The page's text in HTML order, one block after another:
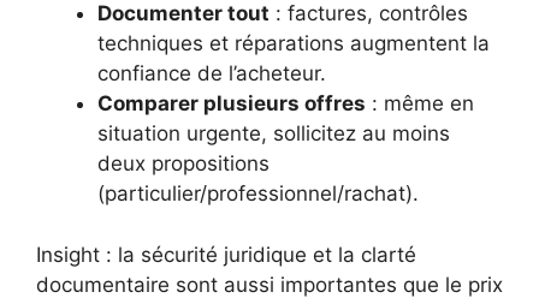
Documenter tout : factures, contrôles
techniques et réparations augmentent la
confiance de l’acheteur.
Comparer plusieurs offres : même en
situation urgente, sollicitez au moins
deux propositions
(particulier/professionnel/rachat).
Insight : la sécurité juridique et la clarté
documentaire sont aussi importantes que le prix